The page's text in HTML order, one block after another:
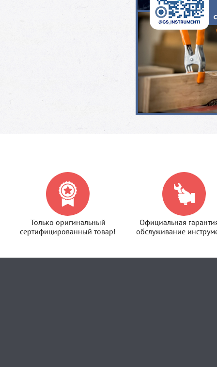
Только оригинальный
сертифицированный товар!
Официальная
обслуживание